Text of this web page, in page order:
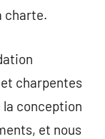
charte.
charpentes
la conception
et nous